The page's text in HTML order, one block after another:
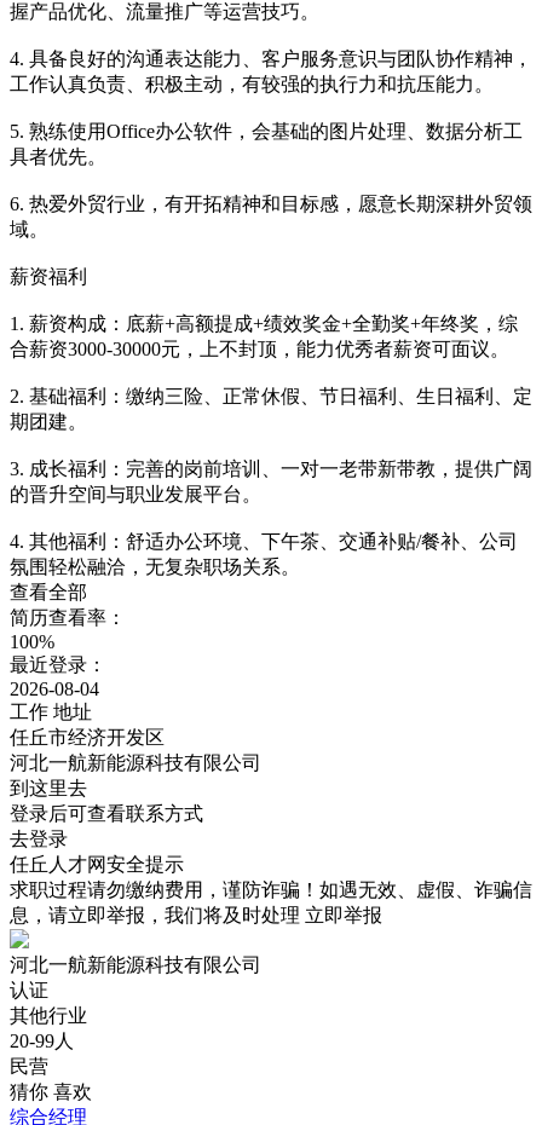
握产品优化、流量推广等运营技巧。
4. 具备良好的沟通表达能力、客户服务意识与团队协作精神，
工作认真负责、积极主动，有较强的执行力和抗压能力。
5. 熟练使用Office办公软件，会基础的图片处理、数据分析工
具者优先。
6. 热爱外贸行业，有开拓精神和目标感，愿意长期深耕外贸领
域。
薪资福利
1. 薪资构成：底薪+高额提成+绩效奖金+全勤奖+年终奖，综
合薪资3000-30000元，上不封顶，能力优秀者薪资可面议。
2. 基础福利：缴纳三险、正常休假、节日福利、生日福利、定
期团建。
3. 成长福利：完善的岗前培训、一对一老带新带教，提供广阔
的晋升空间与职业发展平台。
4. 其他福利：舒适办公环境、下午茶、交通补贴/餐补、公司
氛围轻松融洽，无复杂职场关系。
查看全部
简历查看率：
100%
最近登录：
2026-08-04
工作 地址
任丘市经济开发区
河北一航新能源科技有限公司
到这里去
登录后可查看联系方式
去登录
任丘人才网安全提示
求职过程请勿缴纳费用，谨防诈骗！如遇无效、虚假、诈骗信
息，请立即举报，我们将及时处理 立即举报
河北一航新能源科技有限公司
认证
其他行业
20-99人
民营
猜你 喜欢
综合经理